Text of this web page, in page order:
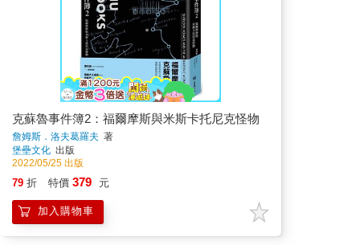
克蘇魯事件簿2：福爾摩斯與米斯卡托尼克怪物
詹姆斯．洛夫葛羅夫 著
堡壘文化 出版
2022/05/25 出版
79 折 特價 379 元
加入購物車